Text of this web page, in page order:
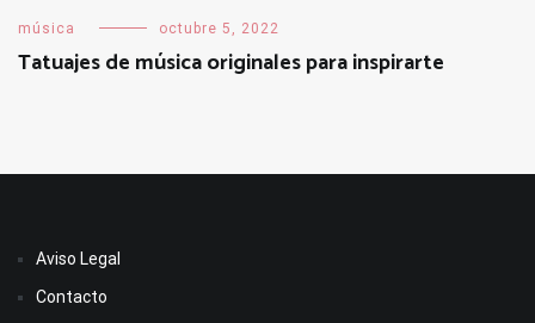
música octubre 5, 2022
Tatuajes de música originales para inspirarte
Aviso Legal
Contacto